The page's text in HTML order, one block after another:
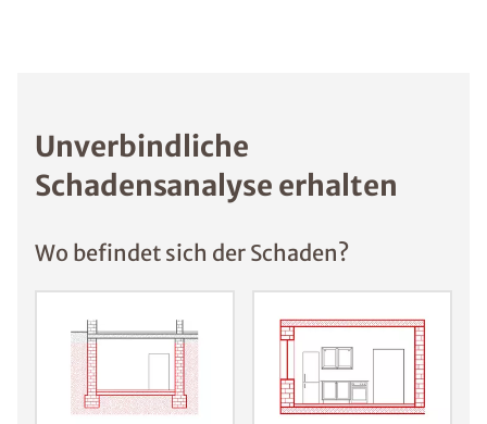
Unverbindliche
Schadensanalyse erhalten
Wo befindet sich der Schaden?